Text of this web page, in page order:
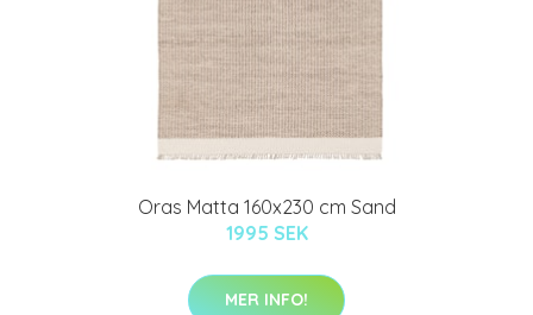
Oras Matta 160x230 cm Sand
1995 SEK
MER INFO!